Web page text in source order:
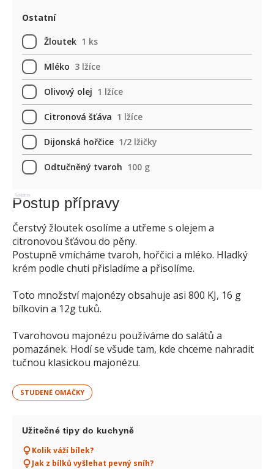
Ostatní
Žloutek 1 ks
Mléko 3 lžíce
Olivový olej 1 lžíce
Citronová šťáva 1 lžíce
Dijonská hořčice 1/2 lžičky
Odtučněný tvaroh 100 g
Reklama
Postup přípravy
Čerstvý žloutek osolíme a utřeme s olejem a
citronovou šťávou do pěny.
Postupně vmícháme tvaroh, hořčici a mléko. Hladký
krém podle chuti přisladíme a přisolíme.
Toto množství majonézy obsahuje asi 800 KJ, 16 g
bílkovin a 12g tuků.
Tvarohovou majonézu používáme do salátů a
pomazánek. Hodí se všude tam, kde chceme nahradit
tučnou klasickou majonézu.
STUDENÉ OMÁČKY
Užitečné tipy do kuchyně
Kolik váží bílek?
Jak z bílků vyšlehat pevný sníh?